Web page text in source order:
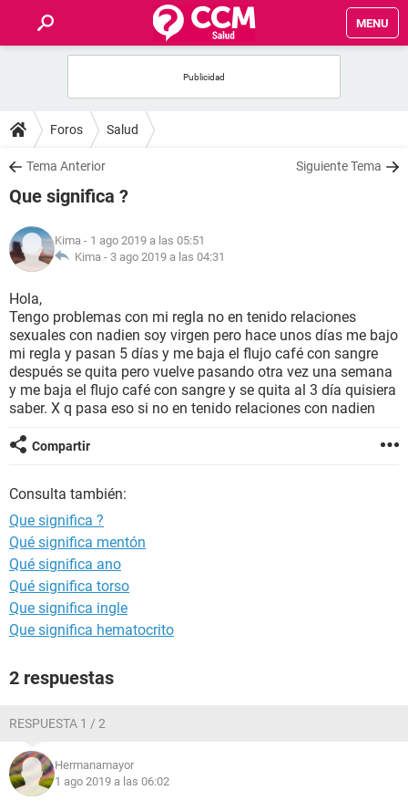
MENU
FOROS
SALUD
FAMILIA
NUTRICIÓN
BIENESTAR
SEXUALIDAD
GLOSARIO
Foros Salud
Tema Anterior Siguiente Tema
Que significa ?
Kima - 1 ago 2019 a las 05:51
Kima - 3 ago 2019 a las 04:31
Hola,
Tengo problemas con mi regla no en tenido relaciones
sexuales con nadien soy virgen pero hace unos días me bajo
mi regla y pasan 5 días y me baja el flujo café con sangre
después se quita pero vuelve pasando otra vez una semana
y me baja el flujo café con sangre y se quita al 3 día quisiera
saber. X q pasa eso si no en tenido relaciones con nadien
Compartir
Consulta también:
Que significa ?
Qué significa mentón
Qué significa ano
Qué significa torso
Que significa ingle
Que significa hematocrito
2 respuestas
RESPUESTA 1 / 2
Hermanamayor
1 ago 2019 a las 06:02